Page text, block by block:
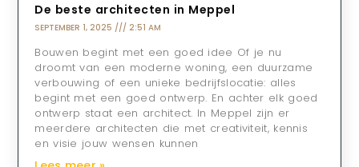
De beste architecten in Meppel
SEPTEMBER 1, 2025 2:51 AM
Bouwen begint met een goed idee Of je nu
droomt van een moderne woning, een duurzame
verbouwing of een unieke bedrijfslocatie: alles
begint met een goed ontwerp. En achter elk goed
ontwerp staat een architect. In Meppel zijn er
meerdere architecten die met creativiteit, kennis
en visie jouw wensen kunnen